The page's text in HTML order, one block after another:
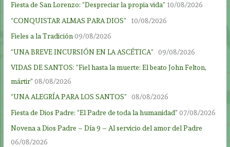
Fiesta de San Lorenzo: “Despreciar la propia vida” 10/08/2026
“CONQUISTAR ALMAS PARA DIOS”
10/08/2026
Fieles a la Tradición 09/08/2026
“UNA BREVE INCURSIÓN EN LA ASCÉTICA”
09/08/2026
VIDAS DE SANTOS: “Fiel hasta la muerte: El beato John Felton,
mártir” 08/08/2026
“UNA ALEGRÍA PARA LOS SANTOS”
08/08/2026
Fiesta de Dios Padre: “El Padre de toda la humanidad” 07/08/2026
Novena a Dios Padre – Día 9 – Al servicio del amor del Padre
06/08/2026